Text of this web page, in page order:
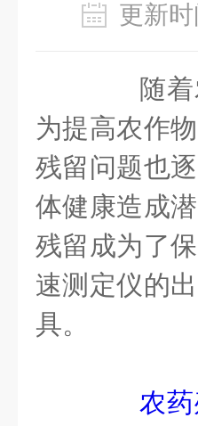
更新
随着农
为提高农作
残留问题也
体健康造成
残留成为了
速测定仪的
具。
农